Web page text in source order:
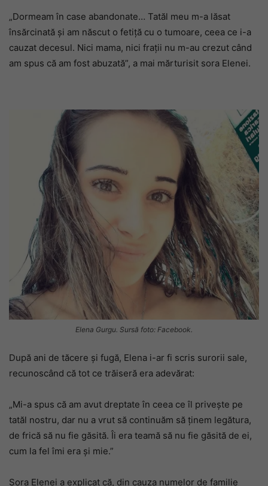
„Dormeam în case abandonate… Tatăl meu m-a lăsat
însărcinată și am născut o fetiță cu o tumoare, ceea ce i-a
cauzat decesul. Nici mama, nici frații nu m-au crezut când
am spus că am fost abuzată”, a mai mărturisit sora Elenei.
Elena Gurgu. Sursă foto: Facebook.
După ani de tăcere și fugă, Elena i-ar fi scris surorii sale,
recunoscând că tot ce trăiseră era adevărat:
„Mi-a spus că am avut dreptate în ceea ce îl privește pe
tatăl nostru, dar nu a vrut să continuăm să ținem legătura,
de frică să nu fie găsită. Îi era teamă să nu fie găsită de ei,
cum la fel îmi era și mie.”
Sora Elenei a explicat că, din cauza numelor de familie